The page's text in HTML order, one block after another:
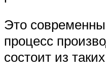
Это
процесс
состоит из